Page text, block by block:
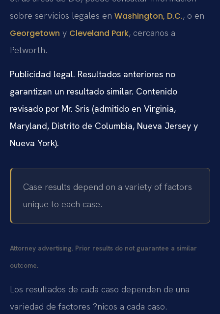
sobre servicios legales en Washington, D.C., o en
Georgetown y Cleveland Park, cercanos a
Petworth.
Publicidad legal. Resultados anteriores no
garantizan un resultado similar. Contenido
revisado por Mr. Sris (admitido en Virginia,
Maryland, Distrito de Columbia, Nueva Jersey y
Nueva York).
Case results depend on a variety of factors
unique to each case.
Attorney advertising. Prior results do not guarantee a similar
outcome.
Los resultados de cada caso dependen de una
variedad de factores ?nicos a cada caso.